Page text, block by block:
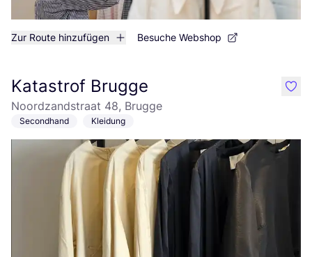
Zur Route hinzufügen Besuche Webshop
Katastrof Brugge
Noordzandstraat 48, Brugge
Secondhand Kleidung
like